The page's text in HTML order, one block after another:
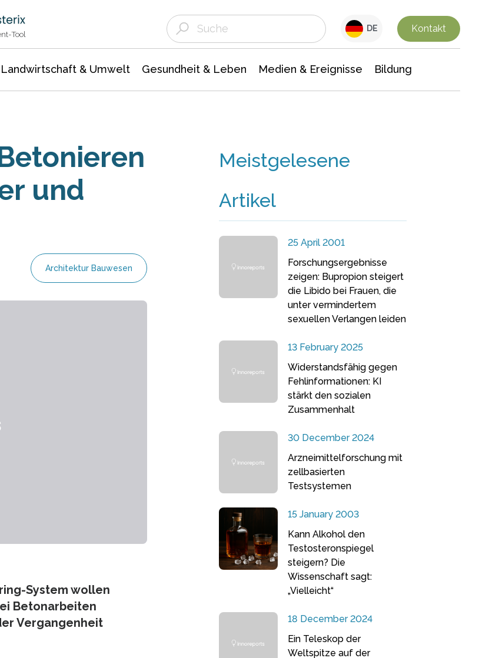
Tool
DE Kontakt
Landwirtschaft & Umwelt Gesundheit & Leben Medien & Ereignisse Bildung
und
Architektur Bauwesen
System wollen
Betonarbeiten
Vergangenheit
Meistgelesene
Artikel
25 April 2001
Forschungsergebnisse
zeigen: Bupropion steigert
die Libido bei Frauen, die
unter vermindertem
sexuellen Verlangen leiden
13 February 2025
Widerstandsfähig gegen
Fehlinformationen: KI
stärkt den sozialen
Zusammenhalt
30 December 2024
Arzneimittelforschung mit
zellbasierten
Testsystemen
15 January 2003
Kann Alkohol den
Testosteronspiegel
steigern? Die
Wissenschaft sagt:
„Vielleicht“
18 December 2024
Ein Teleskop der
Weltspitze auf der